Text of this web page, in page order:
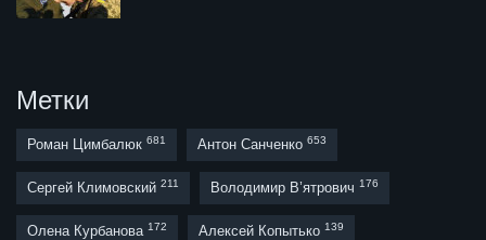
Метки
Роман Цимбалюк 681 Антон Санченко 653
Сергей Климовский 211 Володимир В’ятрович 176
Олена Курбанова 172 Алексей Копытько 139